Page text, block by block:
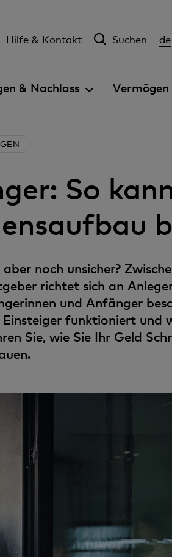
Hilfe & Kontakt Suchen de
& Nachlass
So
noch unsicher?
richtet sich an
und Anfänger
funktioniert und
Sie, wie Sie Ihr Geld